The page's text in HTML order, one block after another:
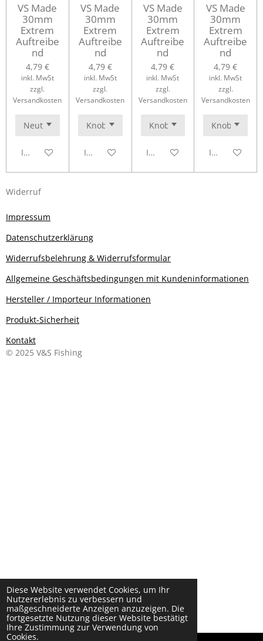
Diese Website verwendet Cookies, um Ihr
Nutzererlebnis zu verbessern und
maßgeschneiderte Anzeigen anzuzeigen. Die
fortgesetzte Nutzung dieser Website bestätigt
Ihre Zustimmung zur Verwendung von
Cookies.
VS Made
30mm
Extrem
Auftreibe
nd
4,79 €
inkl. MwSt
zzgl.
Versandkosten
In den Warenkorb
VS Made
30mm
Extrem
Auftreibe
nd
4,79 €
inkl. MwSt
zzgl.
Versandkosten
In den Warenkorb
VS Made
30mm
Extrem
Auftreibe
nd
4,79 €
inkl. MwSt
zzgl.
Versandkosten
In den Warenkorb
VS Made
30mm
Extrem
Auftreibe
nd
4,79 €
inkl. MwSt
zzgl.
Versandkosten
In den
Widerruf
Impressum
Datenschutzerklärung
Widerrufsbelehrung & Widerrufsformular
Allgemeine Geschäftsbedingungen mit Kundeninformationen
Hersteller / Importeur Informationen
Produkt-Sicherheit
Kontakt
© 2025 V&S Fishing